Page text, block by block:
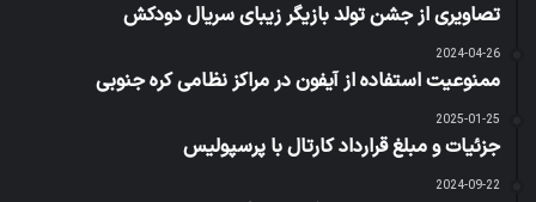
تصاویری از جشن تولد بازیگر زیبای سریال دودکش
2024-04-26
ممنوعیت استفاده از آیفون در مراکز نظامی کره جنوبی
2025-01-25
جزئیات و مبلغ قرارداد کارتال با پرسپولیس
2024-09-22